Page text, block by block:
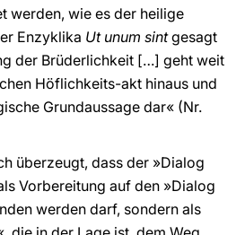
werden, wie es der heilige
Enzyklika Ut unum sintgesagt
der Brüderlichkeit […] geht weit
Höflichkeits-akt hinaus und
Grundaussage dar« (Nr.
überzeugt, dass der »Dialog
Vorbereitung auf den »Dialog
werden darf, sondern als